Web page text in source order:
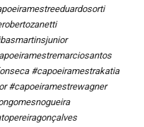
#capoeiramestrakatia
#capoeiramestrewagner